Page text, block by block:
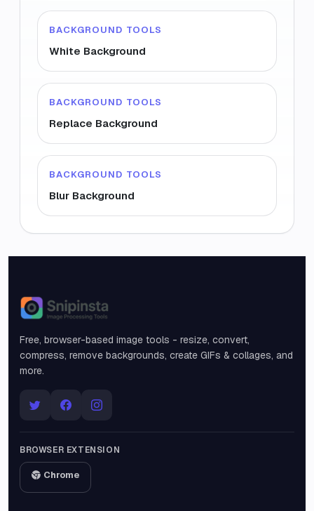
BACKGROUND TOOLS
White Background
BACKGROUND TOOLS
Replace Background
BACKGROUND TOOLS
Blur Background
Snipinsta
Free, browser-based image tools - resize, convert,
compress, remove backgrounds, create GIFs & collages, and
more.
BROWSER EXTENSION
Chrome